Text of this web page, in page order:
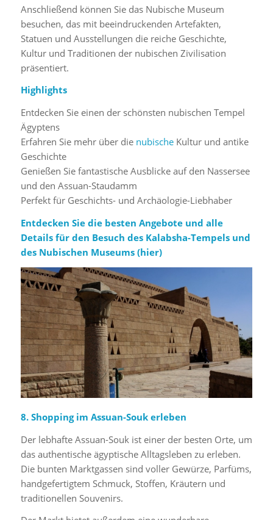
Anschließend können Sie das Nubische Museum
besuchen, das mit beeindruckenden Artefakten,
Statuen und Ausstellungen die reiche Geschichte,
Kultur und Traditionen der nubischen Zivilisation
präsentiert.
Highlights
Entdecken Sie einen der schönsten nubischen Tempel
Ägyptens
Erfahren Sie mehr über die nubischeKultur und antike
Geschichte
Genießen Sie fantastische Ausblicke auf den Nassersee
und den Assuan-Staudamm
Perfekt für Geschichts- und Archäologie-Liebhaber
Entdecken Sie die besten Angebote und alle
Details für den Besuch des Kalabsha-Tempels und
des Nubischen Museums (hier)
8. Shopping im Assuan-Souk erleben
Der lebhafte Assuan-Souk ist einer der besten Orte, um
das authentische ägyptische Alltagsleben zu erleben.
Die bunten Marktgassen sind voller Gewürze, Parfüms,
handgefertigtem Schmuck, Stoffen, Kräutern und
traditionellen Souvenirs.